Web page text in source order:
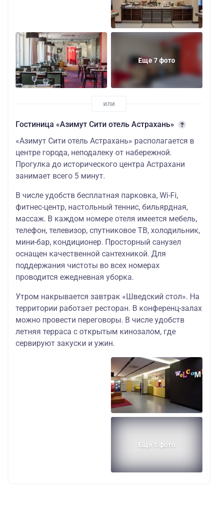
Еще 7 фото
Гостиница «Азимут Сити отель Астрахань»
«Азимут Сити отель Астрахань» располагается в
центре города, неподалеку от набережной.
Прогулка до исторического центра Астрахани
занимает всего 5 минут.
В числе удобств бесплатная парковка, Wi-Fi,
фитнес-центр, настольный теннис, бильярдная,
массаж. В каждом номере отеля имеется мебель,
телефон, телевизор, спутниковое ТВ, холодильник,
мини-бар, кондиционер. Просторный санузел
оснащен качественной сантехникой. Для
поддержания чистоты во всех номерах
проводится ежедневная уборка.
Утром накрывается завтрак «Шведский стол». На
территории работает ресторан. В конференц-залах
можно провести переговоры. В числе удобств
летняя терраса с открытым кинозалом, где
сервируют закуски и ужин.
Еще 5 фото